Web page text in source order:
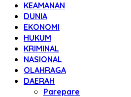
KEAMANAN
DUNIA
EKONOMI
HUKUM
KRIMINAL
NASIONAL
OLAHRAGA
DAERAH
Parepare